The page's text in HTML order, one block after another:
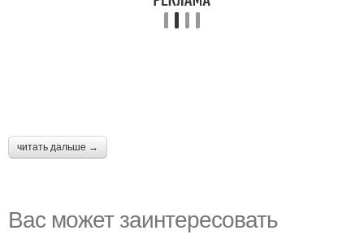
читать дальше →
Вас может заинтересовать